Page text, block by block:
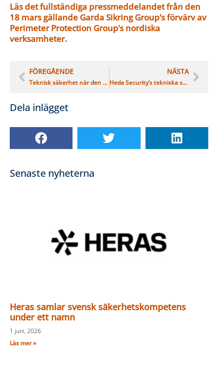
Läs det fullständiga pressmeddelandet från den
18 mars gällande Garda Sikring Group’s förvärv av
Perimeter Protection Group’s nordiska
verksamheter.
FÖREGÅENDE
Teknisk säkerhet när den är som bäst: Garda Sikring Group och Freihoff Gruppe går samman för strategisk tillväxt
NÄSTA
Heda Security’s tekniska säkerhetsverksamhet integreras med systerbolaget Great Security’s Nordic Solution
Dela inlägget
Senaste nyheterna
Heras samlar svensk säkerhetskompetens
under ett namn
1 juni, 2026
Läs mer »